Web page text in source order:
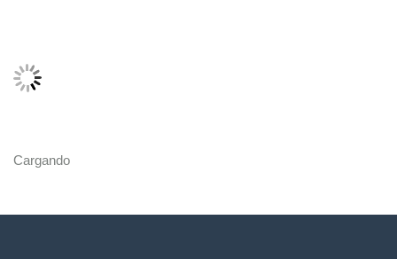
Cargando